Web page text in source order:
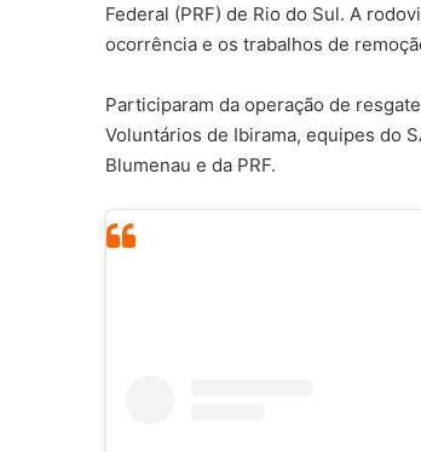
Federal (PRF) de Rio do Sul. A
ocorrência e os trabalhos de
Participaram da operação de
Voluntários de Ibirama, equipes do
Blumenau e da PRF.